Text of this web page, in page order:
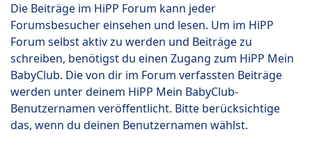
Die Beiträge im HiPP Forum kann jeder
Forumsbesucher einsehen und lesen. Um im HiPP
Forum selbst aktiv zu werden und Beiträge zu
schreiben, benötigst du einen Zugang zum HiPP Mein
BabyClub. Die von dir im Forum verfassten Beiträge
werden unter deinem HiPP Mein BabyClub-
Benutzernamen veröffentlicht. Bitte berücksichtige
das, wenn du deinen Benutzernamen wählst.